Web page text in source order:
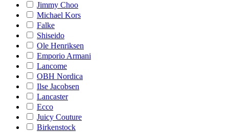
Jimmy Choo
Michael Kors
Falke
Shiseido
Ole Henriksen
Emporio Armani
Lancome
OBH Nordica
Ilse Jacobsen
Lancaster
Ecco
Juicy Couture
Birkenstock